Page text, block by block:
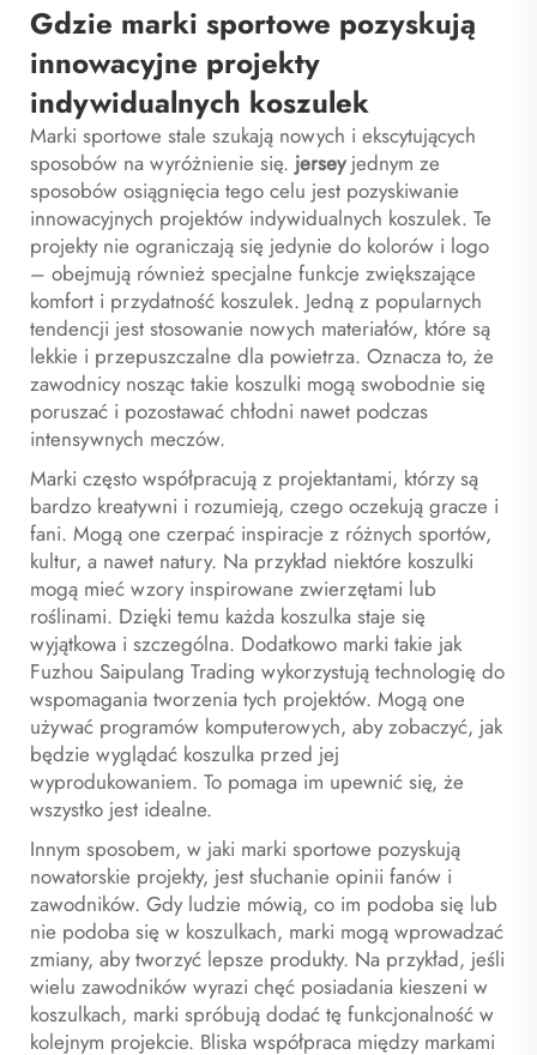
Gdzie marki sportowe pozyskują
innowacyjne projekty
indywidualnych koszulek
Marki sportowe stale szukają nowych i ekscytujących
sposobów na wyróżnienie się. jersey jednym ze
sposobów osiągnięcia tego celu jest pozyskiwanie
innowacyjnych projektów indywidualnych koszulek. Te
projekty nie ograniczają się jedynie do kolorów i logo
– obejmują również specjalne funkcje zwiększające
komfort i przydatność koszulek. Jedną z popularnych
tendencji jest stosowanie nowych materiałów, które są
lekkie i przepuszczalne dla powietrza. Oznacza to, że
zawodnicy nosząc takie koszulki mogą swobodnie się
poruszać i pozostawać chłodni nawet podczas
intensywnych meczów.
Marki często współpracują z projektantami, którzy są
bardzo kreatywni i rozumieją, czego oczekują gracze i
fani. Mogą one czerpać inspiracje z różnych sportów,
kultur, a nawet natury. Na przykład niektóre koszulki
mogą mieć wzory inspirowane zwierzętami lub
roślinami. Dzięki temu każda koszulka staje się
wyjątkowa i szczególna. Dodatkowo marki takie jak
Fuzhou Saipulang Trading wykorzystują technologię do
wspomagania tworzenia tych projektów. Mogą one
używać programów komputerowych, aby zobaczyć, jak
będzie wyglądać koszulka przed jej
wyprodukowaniem. To pomaga im upewnić się, że
wszystko jest idealne.
Innym sposobem, w jaki marki sportowe pozyskują
nowatorskie projekty, jest słuchanie opinii fanów i
zawodników. Gdy ludzie mówią, co im podoba się lub
nie podoba się w koszulkach, marki mogą wprowadzać
zmiany, aby tworzyć lepsze produkty. Na przykład, jeśli
wielu zawodników wyrazi chęć posiadania kieszeni w
koszulkach, marki spróbują dodać tę funkcjonalność w
kolejnym projekcie. Bliska współpraca między markami